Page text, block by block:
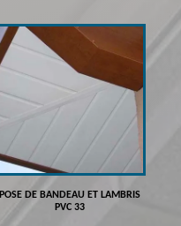
POSE DE BANDEAU ET LAMBRIS
PVC 33